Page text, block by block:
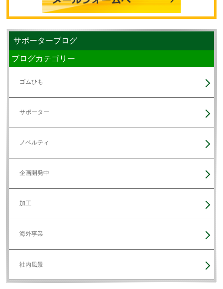
サポーターブログ
ブログカテゴリー
ゴムひも
サポーター
ノベルティ
企画開発中
加工
海外事業
社内風景